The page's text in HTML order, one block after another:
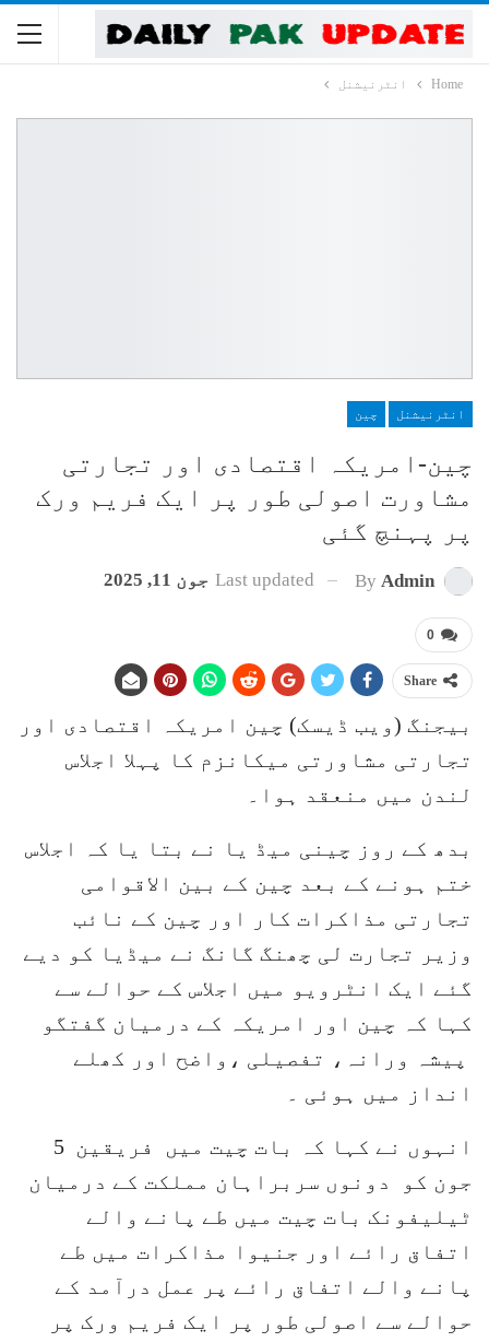
Home انٹرنیشنل
انٹرنیشنل چین
چین-امریکہ اقتصادی اور تجارتی
مشاورت اصولی طور پر ایک فریم ورک
پر پہنچ گئی
By Admin
Last updated جون 11, 2025
0
Share
بیجنگ (ویب ڈیسک) چین امریکہ اقتصادی اور
تجارتی مشاورتی میکانزم کا پہلا اجلاس
لندن میں منعقد ہوا۔
بدھ کے روز چینی میڈ یا نے بتا یا کہ اجلاس
ختم ہونے کے بعد چین کے بین الاقوامی
تجارتی مذاکرات کار اور چین کے نائب
وزیر تجارت لی چھنگ گانگ نے میڈیا کو دیے
گئے ایک انٹرویو میں اجلاس کے حوالے سے
کہا کہ چین اور امریکہ کے درمیان گفتگو
پیشہ ورانہ، تفصیلی ،واضح اور کھلے
انداز میں ہوئی ۔
انہوں نے کہا کہ بات چیت میں فریقین 5
جون کو دونوں سربراہان مملکت کے درمیان
ٹیلیفونک بات چیت میں طے پانے والے
اتفاق رائے اور جنیوا مذاکرات میں طے
پانے والے اتفاق رائے پر عمل درآمد کے
حوالے سے اصولی طور پر ایک فریم ورک پر